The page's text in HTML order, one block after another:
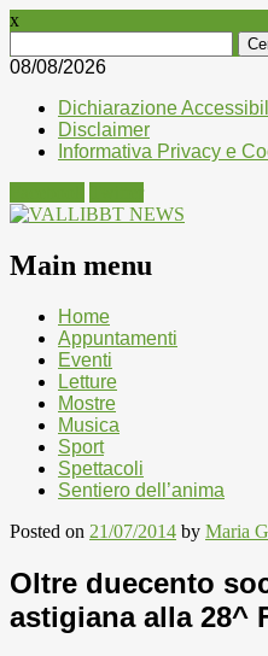
x
per:
08/08/2026
Dichiarazione
Disclaimer
Informativa Privacy e
Main menu
Skip
content
Home
Appuntamenti
Eventi
Letture
Mostre
Musica
Sport
Spettacoli
Sentiero dell’anima
Posted on 21/07/2014 by Maria
Oltre duecento
astigiana alla 28^